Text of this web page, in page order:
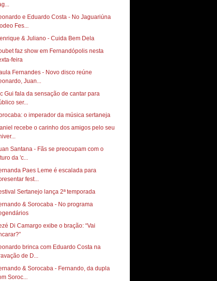
e Eduardo Costa - No Jaguariúna
Fes...
& Juliano - Cuida Bem Dela
faz show em Fernandópolis nesta
feira
Fernandes - Novo disco reúne
Juan...
Gui fala da sensação de cantar para
ser...
o imperador da música sertaneja
recebe o carinho dos amigos pelo seu
Santana - Fãs se preocupam com o
da 'c...
Paes Leme é escalada para
fest...
Sertanejo lança 2ª temporada
& Sorocaba - No programa
Di Camargo exibe o bração: “Vai
brinca com Eduardo Costa na
de D...
& Sorocaba - Fernando, da dupla
Soroc...